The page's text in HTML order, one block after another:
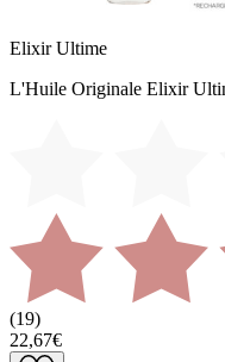
Elixir Ultime
L'Huile Originale Elixir
(19)
22,67€